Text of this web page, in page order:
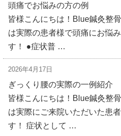
頭痛でお悩みの方の例
皆様こんにちは！Blue鍼灸整
は実際の患者様で頭痛にお悩
す！ ●症状普 …
2026年4月17日
ぎっくり腰の実際の一例紹介
皆様こんにちは！Blue鍼灸整
は実際にご来院いただいた患
す！ 症状として …